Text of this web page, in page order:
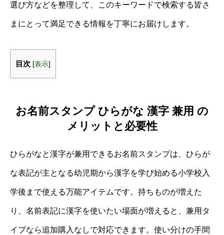
選び方などを整理して、このキーワードで検索する皆さ
まにとって満足できる情報を丁寧にお届けします。
目次 [表示]
お名前スタンプ ひらがな 漢字 兼用 の
メリットと必要性
ひらがなと漢字が兼用できるお名前スタンプは、ひらが
な表記が主となる幼児期から漢字を学び始める小学校入
学後まで使える万能アイテムです。持ちものが増えた
り、名前表記に漢字を使いたい場面が増えると、兼用タ
イプなら追加購入なしで対応できます。使い分けの手間